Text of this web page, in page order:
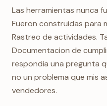
Las herramientas nunca
Fueron construidas para
Rastreo de actividades.
Documentacion de
respondia una pregunta
no un problema que mis
vendedores.